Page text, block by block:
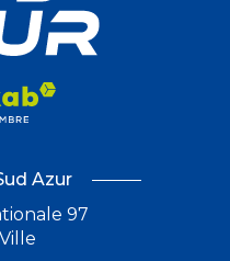
Azur
97